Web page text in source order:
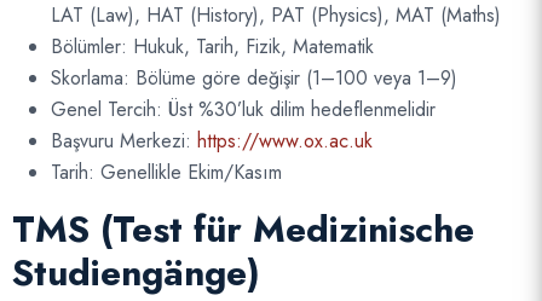
LAT (Law), HAT (History), PAT (Physics), MAT (Maths)
Bölümler: Hukuk, Tarih, Fizik, Matematik
Skorlama: Bölüme göre değişir (1–100 veya 1–9)
Genel Tercih: Üst %30’luk dilim hedeflenmelidir
Başvuru Merkezi: https://www.ox.ac.uk
Tarih: Genellikle Ekim/Kasım
TMS (Test für Medizinische
Studiengänge)